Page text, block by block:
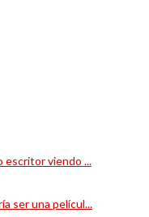
escritor viendo ...
ser una películ...